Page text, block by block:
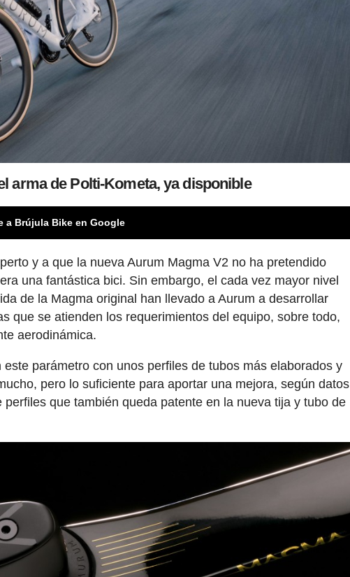
arma de Polti-Kometa, ya disponible
a Brújula Bike en Google
y a que la nueva Aurum Magma V2 no ha pretendido
una fantástica bici. Sin embargo, el cada vez mayor nivel
de la Magma original han llevado a Aurum a desarrollar
que se atienden los requerimientos del equipo, sobre todo,
aerodinámica.
parámetro con unos perfiles de tubos más elaborados y
pero lo suficiente para aportar una mejora, según datos
que también queda patente en la nueva tija y tubo de